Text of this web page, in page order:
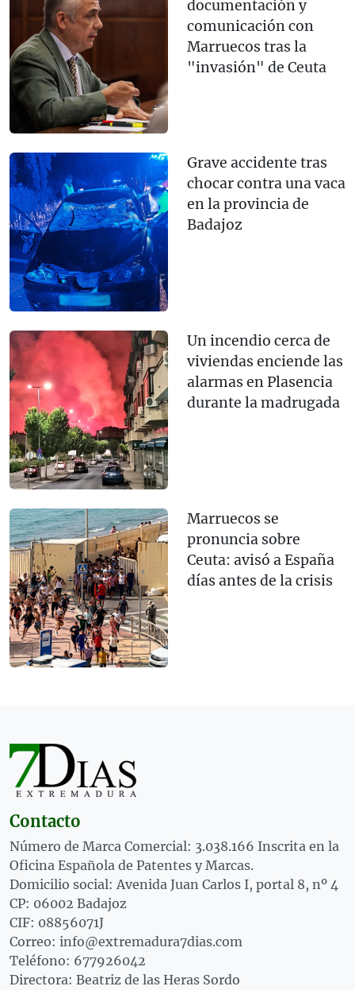
documentación y
comunicación con
Marruecos tras la
"invasión" de Ceuta
Grave accidente tras
chocar contra una vaca
en la provincia de
Badajoz
Un incendio cerca de
viviendas enciende las
alarmas en Plasencia
durante la madrugada
Marruecos se
pronuncia sobre
Ceuta: avisó a España
días antes de la crisis
Contacto
Número de Marca Comercial: 3.038.166 Inscrita en la
Oficina Española de Patentes y Marcas.
Domicilio social: Avenida Juan Carlos I, portal 8, nº 4
CP: 06002 Badajoz
CIF: 08856071J
Correo: info@extremadura7dias.com
Teléfono: 677926042
Directora: Beatriz de las Heras Sordo